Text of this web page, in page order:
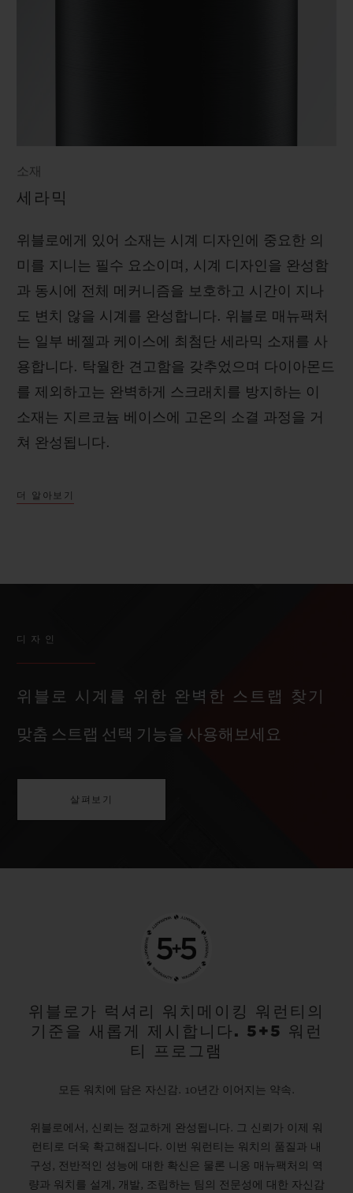
소재
세라믹
위블로에게 있어 소재는 시계 디자인에 중요한 의
미를 지니는 필수 요소이며, 시계 디자인을 완성함
과 동시에 전체 메커니즘을 보호하고 시간이 지나
도 변치 않을 시계를 완성합니다. 위블로 매뉴팩처
는 일부 베젤과 케이스에 최첨단 세라믹 소재를 사
용합니다. 탁월한 견고함을 갖추었으며 다이아몬드
를 제외하고는 완벽하게 스크래치를 방지하는 이
소재는 지르코늄 베이스에 고온의 소결 과정을 거
쳐 완성됩니다.
더 알아보기
디자인
위블로 시계를 위한 완벽한 스트랩 찾기
맞춤 스트랩 선택 기능을 사용해보세요
살펴보기
위블로가 럭셔리 워치메이킹 워런티의
기준을 새롭게 제시합니다. 5+5 워런
티 프로그램
모든 워치에 담은 자신감. 10년간 이어지는 약속.
위블로에서, 신뢰는 정교하게 완성됩니다. 그 신뢰가 이제 워
런티로 더욱 확고해집니다. 이번 워런티는 워치의 품질과 내
구성, 전반적인 성능에 대한 확신은 물론 니옹 매뉴팩처의 역
량과 워치를 설계, 개발, 조립하는 팀의 전문성에 대한 자신감